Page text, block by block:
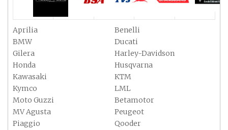
Aprilia
Benelli
BMW
Ducati
Gilera
Harley-Davidson
Honda
Husqvarna
Kawasaki
KTM
Kymco
LML
Moto Guzzi
Betamotor
MV Agusta
Peugeot
Piaggio
Qooder